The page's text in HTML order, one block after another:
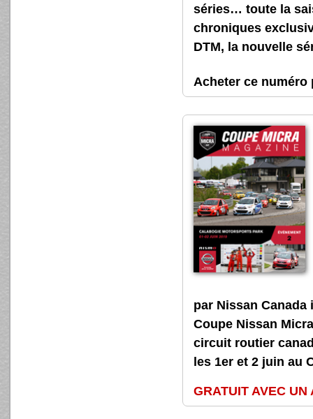
séries… toute la
chroniques
DTM, la nouvelle
Acheter ce
par Nissan
Coupe Nissan
circuit routier
les 1er et 2 juin au
GRATUIT AVEC UN